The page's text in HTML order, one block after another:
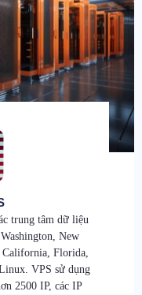
trung tâm dữ liệu
New
Florida,
VPS sử dụng
2500 IP, các IP